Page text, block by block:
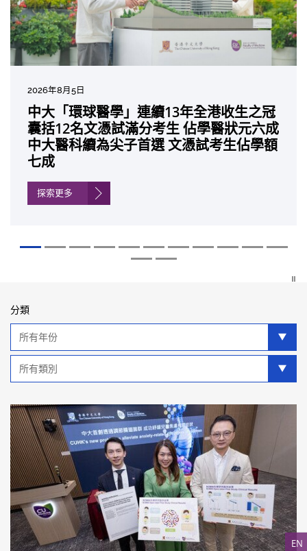
EN
2026年8月5日
中大「環球醫學」連續13年全港收生之冠
囊括12名文憑試滿分考生 佔學醫狀元六成
中大醫科續為尖子首選 文憑試考生佔學額
七成
探索更多
2026年7月27日
中大成立嶄新 ITECH醫療科技評估平台 推
動健康經濟分析及價值醫療
探索更多
2026年7月10日
中大研發「AI-OCT」系統助測糖尿黃斑水
腫 假陽性轉介個案銳減六成 縮短患者輪
候診症時間
2026年7月10日
中大黃秀娟教授獲頒中國工程界最高榮譽
「光華工程科技獎」 成為今屆醫藥衞生領
域唯一香港學者
2026年7月7日
中大新設「香港中文大學鳳凰獎學金」嘉
許公開試狀元 鼓勵學醫狀元走出課堂放眼
世界 裝備21世紀妙手仁醫
2026年6月29日
中大全新一站式PGT-Plus方案 精準辨識
傳統檢測中複雜基因異常「盲點」 降低人
工受孕流產及異常妊娠風險
2026年6月22日
中大發現青光眼治療新靶點 小鼠實驗證實
可恢復七成視力 有助開創嶄新神經保護療
法
2026年6月17日
中大成功拆解肝癌免疫治療耐藥性機制 揭
一種免疫細胞具「除廢餵食」新功能助癌
細胞耐藥性
2026年6月10日
中大與多名全球專家共同牽頭跨國肺癌研
究 逾半晚期ALK陽性肺癌病人七年無惡化
因特定基因異常而引起的肺癌有望變成
「慢性病」 患者可與病共存
探索更多
2026年6月5日
中大教授陳重娥獲頒「清野裕傑出領袖
獎」 成為本港首名學者榮膺亞洲糖尿病教
研最高榮譽
2026年6月2日
中大匯聚逾200位區域專家 探討私人醫療
保險如何推動全民健康覆蓋
探索更多
2026年5月19日
中大張源津醫生成首位亞洲研究員 榮獲國
際泌尿科權威獎項John K. Lattimer 講座
獎
2026年5月14日
中大取得「從實驗室到臨床應用」研究突
破 初步證實GLP-1藥物可改善嚴重中風康
復情況
分類
類
類